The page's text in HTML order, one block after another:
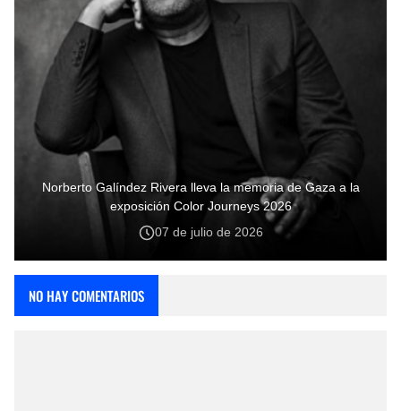
Norberto Galíndez Rivera lleva la memoria de Gaza a la
exposición Color Journeys 2026
07 de julio de 2026
NO HAY COMENTARIOS